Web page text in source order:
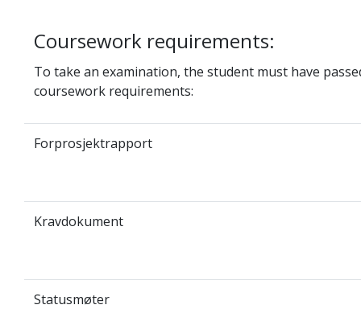
Coursework requirements:
To take an examination, the student must have
coursework requirements:
Forprosjektrapport
Kravdokument
Statusmøter